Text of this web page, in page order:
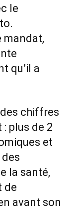
le
mandat,
qu’il a
chiffres
plus de 2
et
la santé,
de
avant son